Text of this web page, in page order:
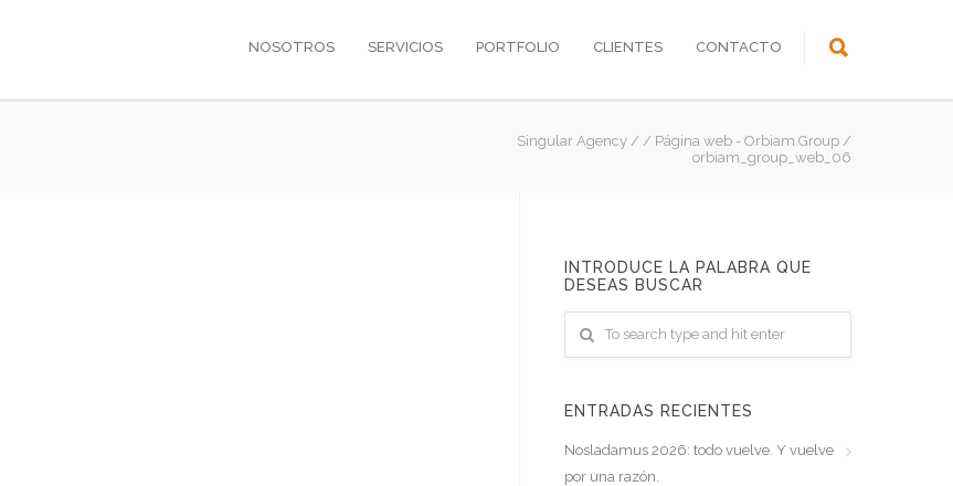
NOSOTROS SERVICIOS PORTFOLIO CLIENTES CONTACTO
Singular Agency / / Página web - Orbiam Group /
orbiam_group_web_06
INTRODUCE LA PALABRA QUE
DESEAS BUSCAR
ENTRADAS RECIENTES
Nosladamus 2026: todo vuelve. Y vuelve
por una razón.